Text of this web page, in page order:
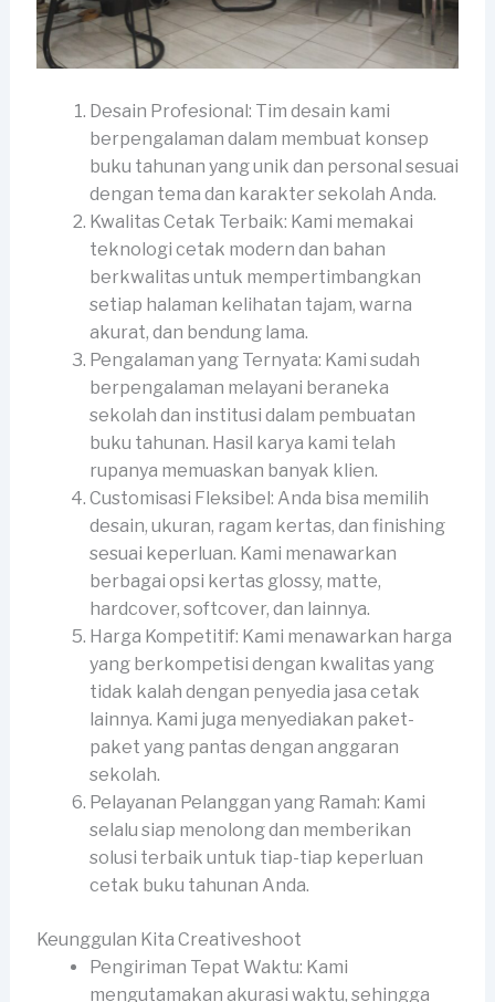
Desain Profesional: Tim desain kami
berpengalaman dalam membuat konsep
buku tahunan yang unik dan personal sesuai
dengan tema dan karakter sekolah Anda.
Kwalitas Cetak Terbaik: Kami memakai
teknologi cetak modern dan bahan
berkwalitas untuk mempertimbangkan
setiap halaman kelihatan tajam, warna
akurat, dan bendung lama.
Pengalaman yang Ternyata: Kami sudah
berpengalaman melayani beraneka
sekolah dan institusi dalam pembuatan
buku tahunan. Hasil karya kami telah
rupanya memuaskan banyak klien.
Customisasi Fleksibel: Anda bisa memilih
desain, ukuran, ragam kertas, dan finishing
sesuai keperluan. Kami menawarkan
berbagai opsi kertas glossy, matte,
hardcover, softcover, dan lainnya.
Harga Kompetitif: Kami menawarkan harga
yang berkompetisi dengan kwalitas yang
tidak kalah dengan penyedia jasa cetak
lainnya. Kami juga menyediakan paket-
paket yang pantas dengan anggaran
sekolah.
Pelayanan Pelanggan yang Ramah: Kami
selalu siap menolong dan memberikan
solusi terbaik untuk tiap-tiap keperluan
cetak buku tahunan Anda.
Keunggulan Kita Creativeshoot
Pengiriman Tepat Waktu: Kami
mengutamakan akurasi waktu, sehingga